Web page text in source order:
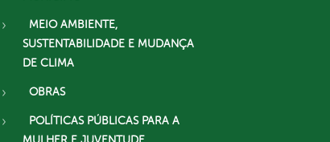
MEIO AMBIENTE,
SUSTENTABILIDADE E MUDANÇA
DE CLIMA
OBRAS
POLÍTICAS PÚBLICAS PARA A